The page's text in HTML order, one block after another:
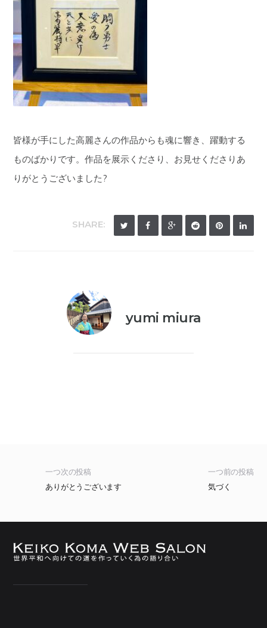
皆様が手にした高麗さんの作品からも魂に響き、躍動する
ものばかりです。作品を展示くださり、お見せくださりあ
りがとうございました?
SHARE:
yumi miura
一つ前の投稿
気づく
一つ次の投稿
ありがとうございます